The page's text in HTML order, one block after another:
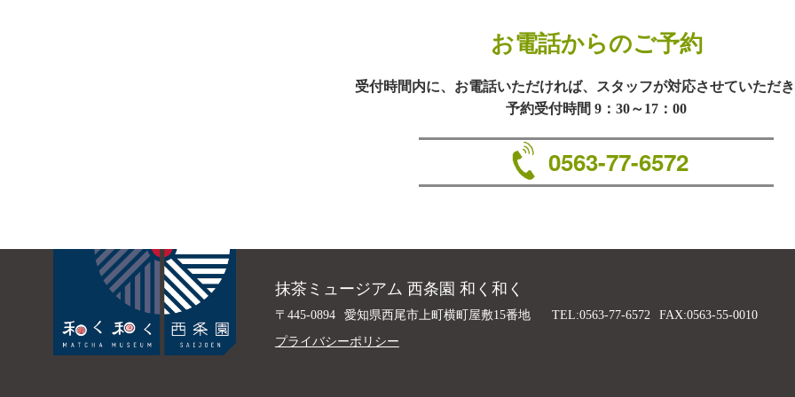
お電話からのご予約
受付時間内に、お電話いただければ、スタッフが対応させていただ
予約受付時間 9：30～17：00
0563-77-6572
抹茶ミュージアム 西条園 和く和く
〒445-0894 愛知県西尾市上町横町屋敷15番地 TEL:0563-77-6572
FAX:0563-55-0010
プライバシーポリシー